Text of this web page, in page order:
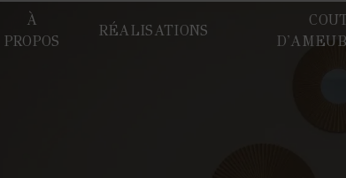
À
PROPOS
RÉALISATIONS